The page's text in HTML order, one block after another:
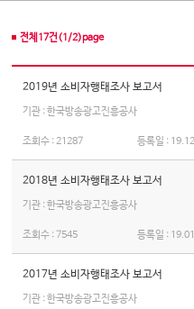
전체 17건(1 /2)page
2019년 소비자행태조사 보고서
기관 : 한국방송광고진흥공사
조회수 :21287 등록일 :
2018년 소비자행태조사 보고서
기관 : 한국방송광고진흥공사
조회수 :7545 등록일 :
2017년 소비자행태조사 보고서
기관 : 한국방송광고진흥공사